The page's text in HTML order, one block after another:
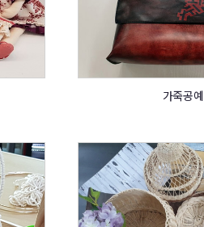
가죽공예